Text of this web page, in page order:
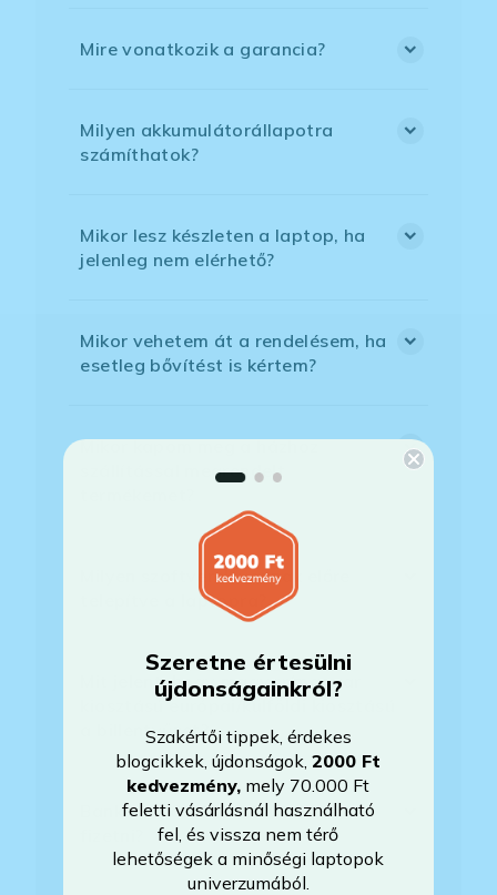
Mire vonatkozik a garancia?
Milyen akkumulátorállapotra
számíthatok?
Mikor lesz készleten a laptop, ha
jelenleg nem elérhető?
Mikor vehetem át a rendelésem, ha
esetleg bővítést is kértem?
Mikor kapom meg a házhoz
szállítással megrendelt
Milyen szoftverek vannak előre
telepítve a laptopra?
Mit jelent, hogy magyar/magyar
kiosztású európai/külföldi kiosztású
a billentyűzet?
Bankkártyával tudok Önöknél
Szeretne értesülni
újdonságainkról?
Szakértői tippek, érdekes
blogcikkek, újdonságok,2000 Ft
kedvezmény, mely 70.000 Ft
feletti vásárlásnál használható
fel, és vissza nem térő
lehetőségek a minőségi laptopok
univerzumából.